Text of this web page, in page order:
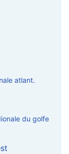
atlant.
du golfe